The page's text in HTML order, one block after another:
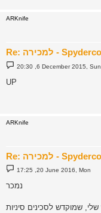
ARKnife
P
o
s
20:30 ,6 December 2015, Sun
UP
ARKnife
P
o
t
17:25 ,20 June 2016, Mon
נמכר